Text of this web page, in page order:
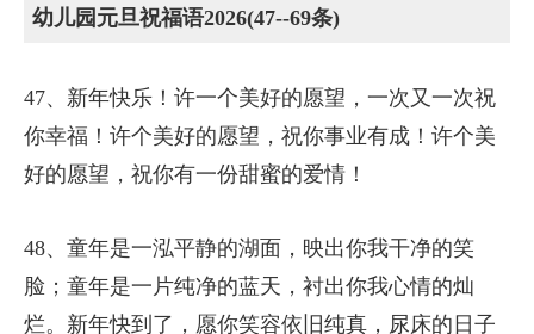
幼儿园元旦祝福语2026(47--69条)
47、新年快乐！许一个美好的愿望，一次又一次祝
你幸福！许个美好的愿望，祝你事业有成！许个美
好的愿望，祝你有一份甜蜜的爱情！
48、童年是一泓平静的湖面，映出你我干净的笑
脸；童年是一片纯净的蓝天，衬出你我心情的灿
烂。新年快到了，愿你笑容依旧纯真，尿床的日子